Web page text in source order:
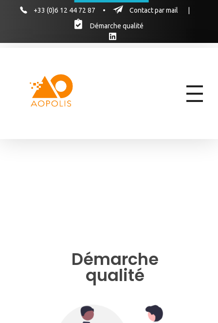
+33 (0)6 12 44 72 87 • Contact par mail |
Démarche qualité
Démarche
qualité